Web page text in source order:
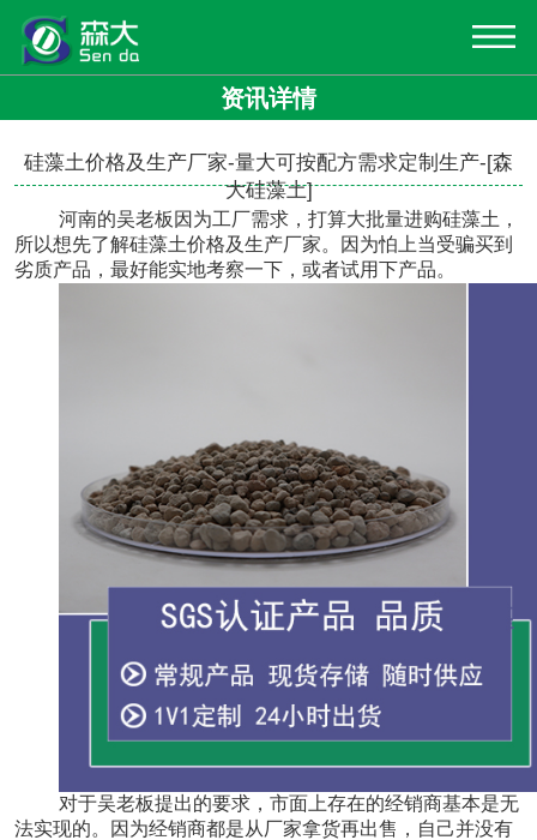
资讯详情
硅藻土价格及生产厂家-量大可按配方需求定制生产-[森
大硅藻土]
河南的吴老板因为工厂需求，打算大批量进购硅藻土，
所以想先了解硅藻土价格及生产厂家。因为怕上当受骗买到
劣质产品，最好能实地考察一下，或者试用下产品。
对于吴老板提出的要求，市面上存在的经销商基本是无
法实现的。因为经销商都是从厂家拿货再出售，自己并没有